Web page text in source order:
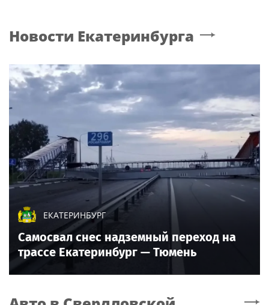
Новости Екатеринбурга
ЕКАТЕРИНБУРГ
Самосвал снес надземный переход на
трассе Екатеринбург — Тюмень